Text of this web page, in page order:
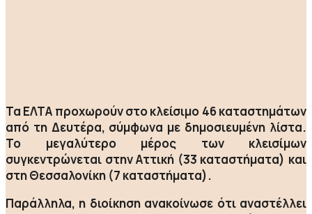
Τα ΕΛΤΑ προχωρούν στο κλείσιμο 46 καταστημάτων
από τη Δευτέρα, σύμφωνα με δημοσιευμένη λίστα.
Το μεγαλύτερο μέρος των κλεισίμων
συγκεντρώνεται στην Αττική (33 καταστήματα) και
στη Θεσσαλονίκη (7 καταστήματα).
Παράλληλα, η διοίκηση ανακοίνωσε ότι αναστέλλει